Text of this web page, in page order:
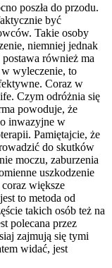
poszła do przodu.
być
Takie osoby
niemniej jednak
również ma
wyleczenie, to
Coraz w
Czym odróżnia się
powoduje, że
inwazyjne w
Pamiętajcie, że
do skutków
moczu, zaburzenia
uszkodzenie
większe
to metoda od
takich osób też na
polecana przez
zajmują się tymi
widać, jest